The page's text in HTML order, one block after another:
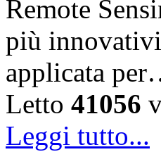
Remote
più
applicata
Letto 41056
Leggi tutto...